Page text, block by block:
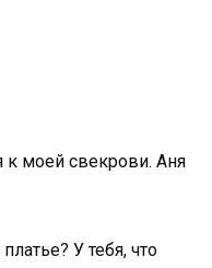
моей свекрови. Аня
У тебя, что